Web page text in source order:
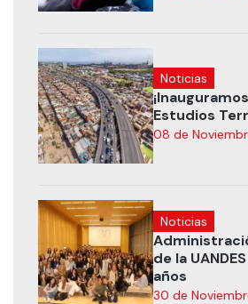
Noticias
Estudios
08 de
Noticias
de la
años
30 de